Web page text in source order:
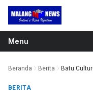
Langsung ke konten
Menu
Beranda Berita Batu
BERITA